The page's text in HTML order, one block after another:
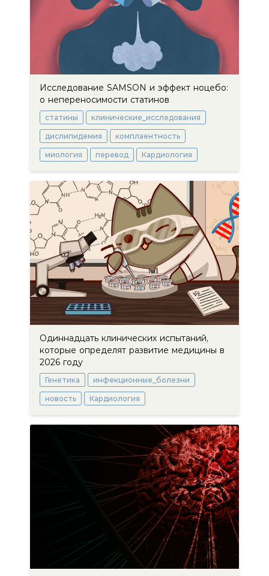
Исследование SAMSON и эффект ноцебо:
о непереносимости статинов
статины клинические_исследования
дислипидемия комплаентность
миология перевод Кардиология
Одиннадцать клинических испытаний,
которые определят развитие медицины в
2026 году
Генетика инфекционные_болезни
новость Кардиология